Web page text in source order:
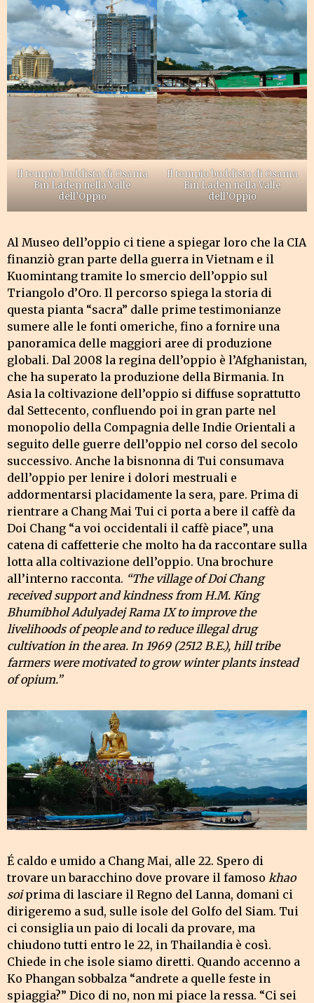
Il tempio buddista di Osama
Bin Laden nella Valle
dell’Oppio
Il tempio buddista di Osama
Bin Laden nella Valle
dell’Oppio
Al Museo dell’oppio ci tiene a spiegar loro che la CIA
finanziò gran parte della guerra in Vietnam e il
Kuomintang tramite lo smercio dell’oppio sul
Triangolo d’Oro. Il percorso spiega la storia di
questa pianta “sacra” dalle prime testimonianze
sumere alle le fonti omeriche, fino a fornire una
panoramica delle maggiori aree di produzione
globali. Dal 2008 la regina dell’oppio è l’Afghanistan,
che ha superato la produzione della Birmania. In
Asia la coltivazione dell’oppio si diffuse soprattutto
dal Settecento, confluendo poi in gran parte nel
monopolio della Compagnia delle Indie Orientali a
seguito delle guerre dell’oppio nel corso del secolo
successivo. Anche la bisnonna di Tui consumava
dell’oppio per lenire i dolori mestruali e
addormentarsi placidamente la sera, pare. Prima di
rientrare a Chang Mai Tui ci porta a bere il caffè da
Doi Chang “a voi occidentali il caffè piace”, una
catena di caffetterie che molto ha da raccontare sulla
lotta alla coltivazione dell’oppio. Una brochure
all’interno racconta. “The village of Doi Chang
received support and kindness from H.M. King
Bhumibhol Adulyadej Rama IX to improve the
livelihoods of people and to reduce illegal drug
cultivation in the area. In 1969 (2512 B.E.), hill tribe
farmers were motivated to grow winter plants instead
of opium.”
É caldo e umido a Chang Mai, alle 22. Spero di
trovare un baracchino dove provare il famoso khao
soiprima di lasciare il Regno del Lanna, domani ci
dirigeremo a sud, sulle isole del Golfo del Siam. Tui
ci consiglia un paio di locali da provare, ma
chiudono tutti entro le 22, in Thailandia è così.
Chiede in che isole siamo diretti. Quando accenno a
Ko Phangan sobbalza “andrete a quelle feste in
spiaggia?” Dico di no, non mi piace la ressa. “Ci sei